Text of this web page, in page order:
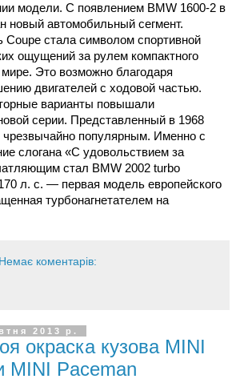
модели. С появлением BMW 1600-2 в
новый автомобильный сегмент.
стала символом спортивной
ощущений за рулем компактного
Это возможно благодаря
двигателей с ходовой частью.
варианты повышали
серии. Представленный в 1968
чрезвычайно популярным. Именно с
слогана «С удовольствием за
стал BMW 2002 turbo
л. с. — первая модель европейского
турбонагнетателем на
Немає коментарів:
2013 р.
окраска кузова MINI
MINI Paceman